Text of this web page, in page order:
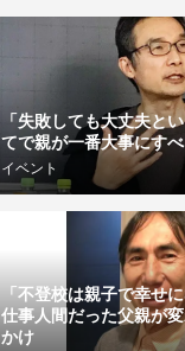
「失敗しても大丈夫と
てで親が一番大事にす
イベント
「不登校は親子で幸せ
仕事人間だった父親が
かけ